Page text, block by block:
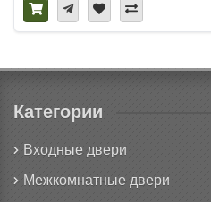
Категории
Входные двери
Межкомнатные двери